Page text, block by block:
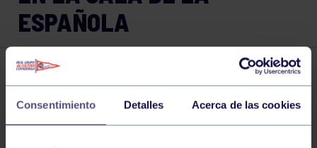
Consentimiento Detalles Acerca de las cookies
ESPAÑOLA
Comparte